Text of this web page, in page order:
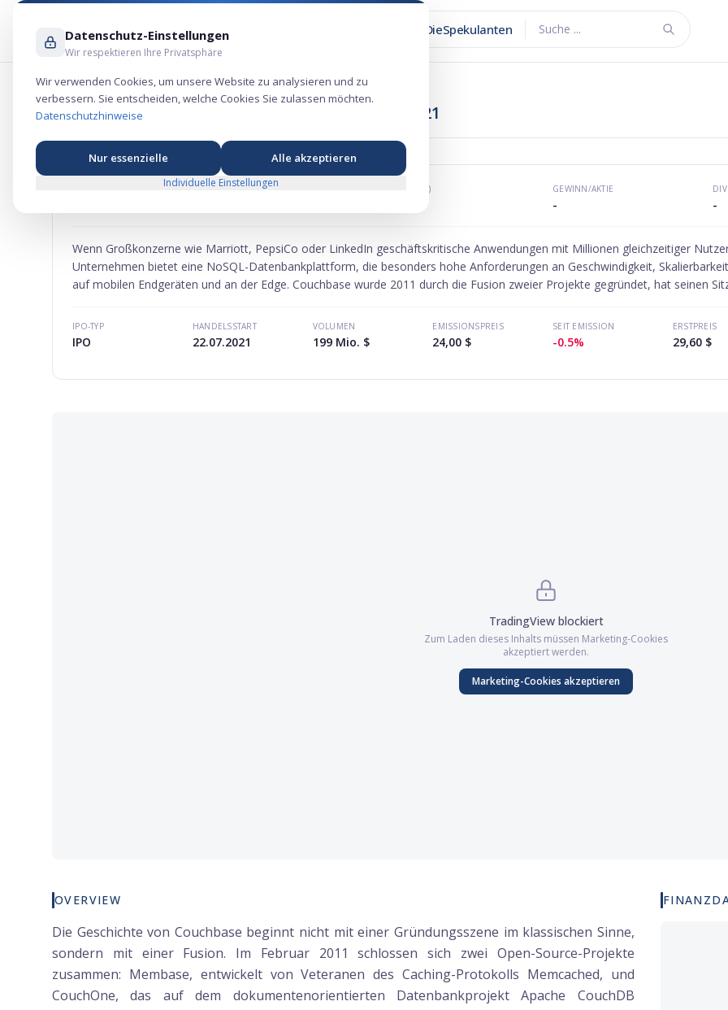
DieSpekulanten Suche ...
Couchbase Aktie – Technologie-Börsengang 2021
MARKTKAPITALISIERUNG KGV (P/E) GEWINN/AKTIE
- -
Wenn Großkonzerne wie Marriott, PepsiCo oder LinkedIn geschäftskritische Anwendungen mit Millionen gleichzeitiger
Unternehmen bietet eine NoSQL-Datenbankplattform, die besonders hohe Anforderungen an Geschwindigkeit,
auf mobilen Endgeräten und an der Edge. Couchbase wurde 2011 durch die Fusion zweier Projekte gegründet, hat seinen
IPO-TYP
IPO
HANDELSSTART
22.07.2021
VOLUMEN
199 Mio. $
EMISSIONSPREIS
24,00 $
SEIT EMISSION
-0.5%
ERSTPREIS
29,60 $
TradingViewblockiert
Zum Laden dieses Inhalts müssen Marketing-Cookies
akzeptiert werden.
Marketing-Cookies akzeptieren
OVERVIEW
Die Geschichte von Couchbase beginnt nicht mit einer Gründungsszene im klassischen Sinne,
sondern mit einer Fusion. Im Februar 2011 schlossen sich zwei Open-Source-Projekte
zusammen: Membase, entwickelt von Veteranen des Caching-Protokolls Memcached, und
CouchOne, das auf dem dokumentenorientierten Datenbankprojekt Apache CouchDB
Datenschutz-Einstellungen
Wir respektieren Ihre Privatsphäre
Wir verwenden Cookies, um unsere Website zu analysieren und zu
verbessern. Sie entscheiden, welche Cookies Sie zulassen möchten.
Datenschutzhinweise
Nur essenzielle Alle akzeptieren
Individuelle Einstellungen